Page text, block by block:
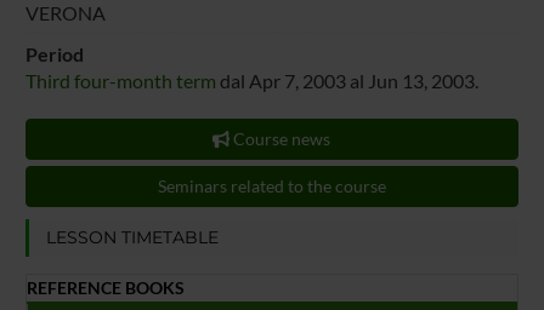
VERONA
Period
Third four-month term dal Apr 7, 2003 al Jun 13, 2003.
Course news
Seminars related to the course
LESSON TIMETABLE
REFERENCE BOOKS